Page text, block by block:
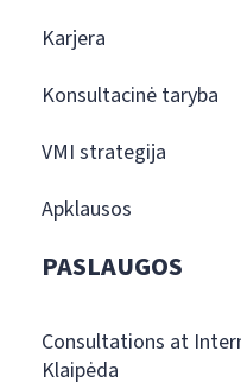
Karjera
Konsultacinė taryba
VMI strategija
Apklausos
PASLAUGOS
Consultations at
Klaipėda